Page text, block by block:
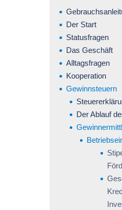
Der Start
Statusfragen
Das Geschäft
Alltagsfragen
Kooperation
Gewinnsteuern
Der Ablauf